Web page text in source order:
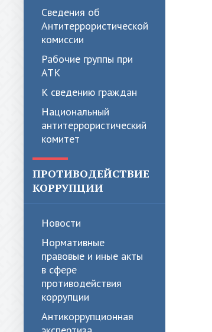
Сведения об
Антитеррористической
комиссии
Рабочие группы при
АТК
К сведению граждан
Национальный
антитеррористический
комитет
ПРОТИВОДЕЙСТВИЕ
КОРРУПЦИИ
Новости
Нормативные
правовые и иные акты
в сфере
противодействия
коррупции
Антикоррупционная